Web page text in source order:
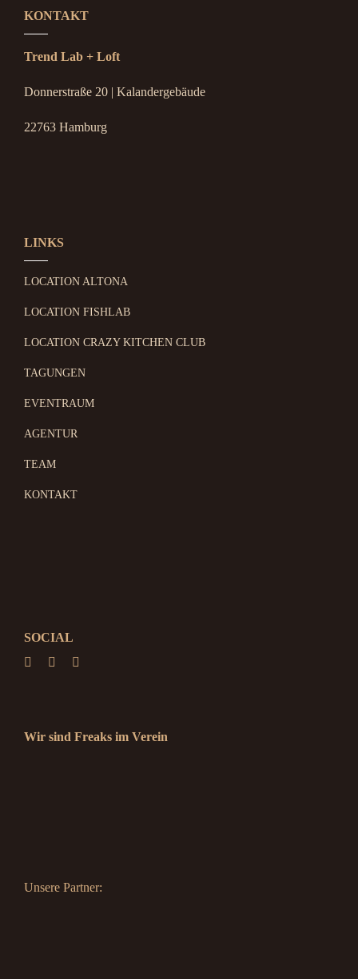
KONTAKT
Trend Lab + Loft
Donnerstraße 20 | Kalandergebäude
22763 Hamburg
LINKS
LOCATION ALTONA
LOCATION FISHLAB
LOCATION CRAZY KITCHEN CLUB
TAGUNGEN
EVENTRAUM
AGENTUR
TEAM
KONTAKT
SOCIAL
Wir sind Freaks im Verein
Unsere Partner: